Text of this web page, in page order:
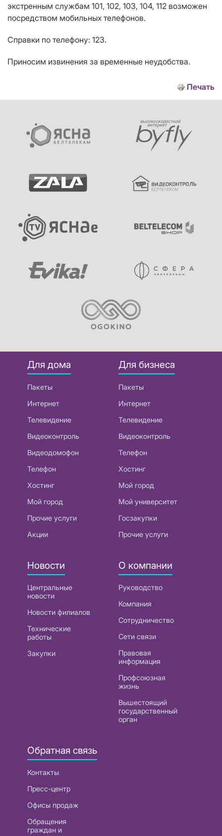
экстренным службам 101, 102, 103, 104, 112 возможен
посредством мобильных телефонов.
Справки по телефону: 123.
Приносим извинения за временные неудобства.
Печать
Для дома
Пакеты
Интернет
Телевидение
Видеоконтроль
Видеодомофон
Телефон
Хостинг
Мой город
Прочие услуги
Акции
Для бизнеса
Пакеты
Интернет
Телевидение
Видеоконтроль
Телефон
Хостинг
Мой город
Мой университет
Госзакупки
Прочие услуги
Новости
Центральные
новости
Новости филиалов
Технические
работы
Закупки
О компании
Руководство
Компания
Сотрудничество
Сети связи
Правовая
информация
Профсоюзная
жизнь
Вышестоящий
государственный
орган
Обратная связь
Контакты
Пресс-центр
Офисы продаж
Обращения
граждан и